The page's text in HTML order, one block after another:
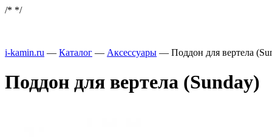
/* */
i-kamin.ru — Каталог — Аксессуары — Поддон для вертела
Поддон для вертела (Sunday)